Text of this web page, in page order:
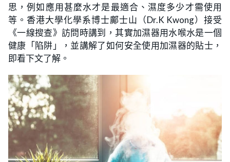
思，例如應用甚麼水才是最適合、濕度多少才需使用
等。香港大學化學系博士鄺士山（Dr.K Kwong）接受
《一線搜查》訪問時講到，其實加濕器用水喉水是一個
健康「陷阱」，並講解了如何安全使用加濕器的貼士，
即看下文了解。